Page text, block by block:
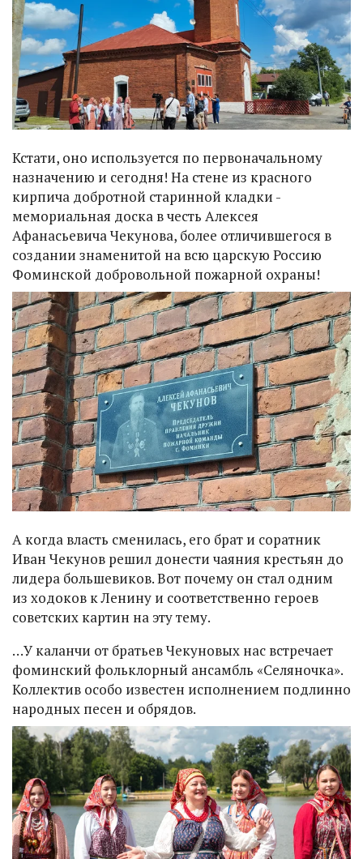
Кстати, оно используется по первоначальному
назначению и сегодня! На стене из красного
кирпича добротной старинной кладки -
мемориальная доска в честь Алексея
Афанасьевича Чекунова, более отличившегося в
создании знаменитой на всю царскую Россию
Фоминской добровольной пожарной охраны!
А когда власть сменилась, его брат и соратник
Иван Чекунов решил донести чаяния крестьян до
лидера большевиков. Вот почему он стал одним
из ходоков к Ленину и соответственно героев
советских картин на эту тему.
…У каланчи от братьев Чекуновых нас встречает
фоминский фольклорный ансамбль «Селяночка».
Коллектив особо известен исполнением подлинно
народных песен и обрядов.